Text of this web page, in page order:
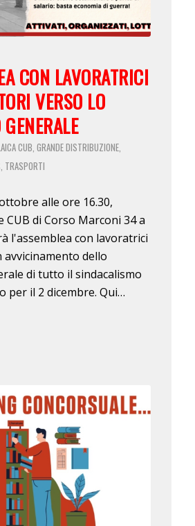
CON LAVORATRICI
VERSO LO
CUB, GRANDE DISTRIBUZIONE,
, TRASPORTI
alle ore 16.30,
CUB di Corso Marconi 34 a
l'assemblea con lavoratrici
dello
di tutto il sindacalismo
per il 2 dicembre. Qui…